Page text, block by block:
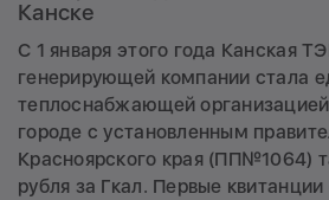
Канске
С 1 января этого года Канская
генерирующей компании стала
теплоснабжающей
городе с установленным
Красноярского края (ПП№1064)
рубля за Гкал. Первые